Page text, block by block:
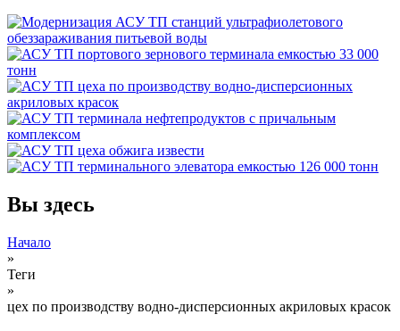
Вы здесь
Начало
»
Теги
»
цех по производству водно-дисперсионных акриловых красок